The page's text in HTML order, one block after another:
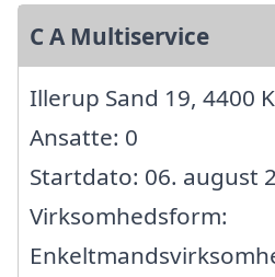
C A Multiservice
Illerup Sand 19, 4400
Ansatte: 0
Startdato: 06. august
Virksomhedsform: